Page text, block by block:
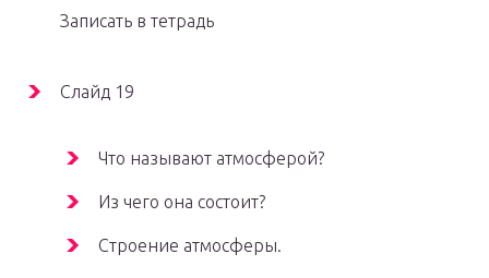
Записать в тетрадь
Слайд 19
Что называют атмосферой?
Из чего она состоит?
Строение атмосферы.